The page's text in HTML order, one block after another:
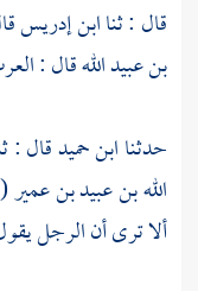
قال : ثناابن إدريس
بن عبيد اللهقال :
حدثناابن حميدقال :
الله بن عبيد بن عمير
ألا ترى أن الرجل